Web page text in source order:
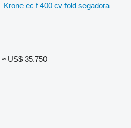
Krone ec f 400 cv fold segadora
≈ US$ 35.750